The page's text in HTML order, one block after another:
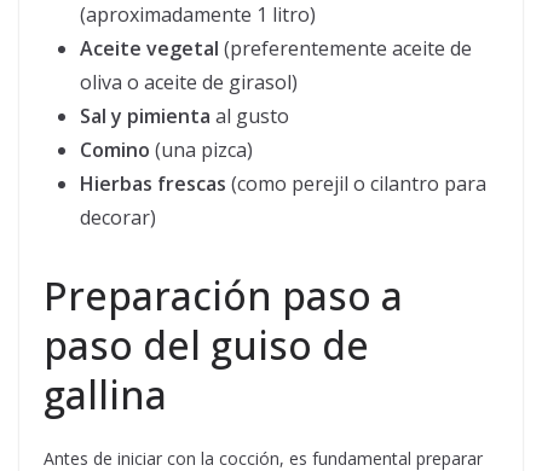
(aproximadamente 1 litro)
Aceite vegetal (preferentemente aceite de
oliva o aceite de girasol)
Sal y pimienta al gusto
Comino (una pizca)
Hierbas frescas (como perejil o cilantro para
decorar)
Preparación paso a
paso del guiso de
gallina
Antes de iniciar con la cocción, es fundamental preparar